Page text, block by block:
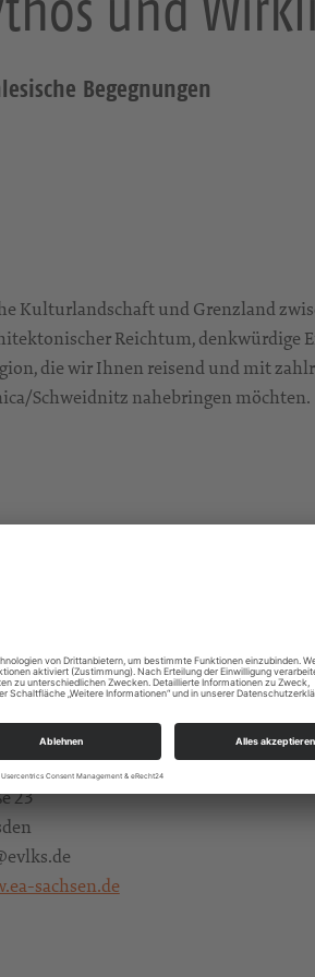
Begegnungen
Kulturlandschaft und Grenzland
Reichtum, denkwürdige
die wir Ihnen reisend und mit
Schweidnitz nahebringen möchten.
Seminare/Vorträge
Akademie Sachsen
23
sachsen.de